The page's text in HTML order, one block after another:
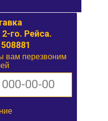
вам перезвоним
го. Рейса.
вам перезвоним
го. Рейса.